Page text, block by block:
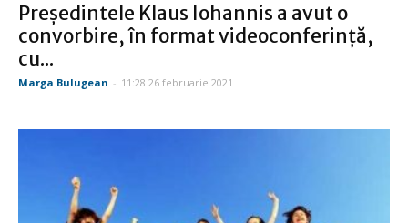
Preşedintele Klaus Iohannis a avut o
convorbire, în format videoconferinţă,
cu...
Marga Bulugean - 11:28 26 februarie 2021